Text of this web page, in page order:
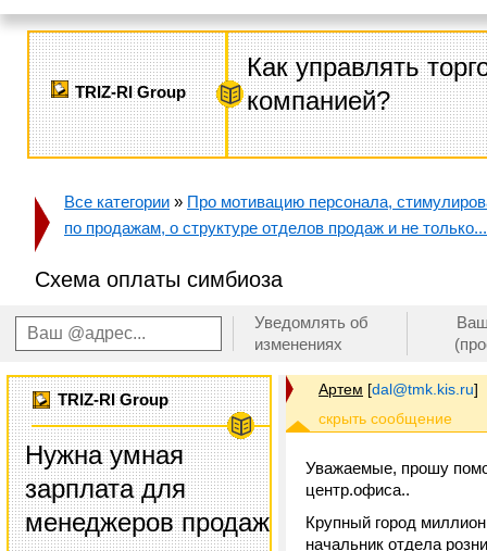
TRIZ-RI Group
Как управлять
компанией?
Все категории » Про мотивацию персонала,
по продажам, о структуре отделов продаж и не только...
Схема оплаты симбиоза
Уведомлять об
изменениях
TRIZ-RI Group
Нужна умная
зарплата для
менеджеров продаж
Артем [dal@tmk.kis.ru]
Уважаемые, прошу
центр.офиса..
Крупный город
начальник отдела